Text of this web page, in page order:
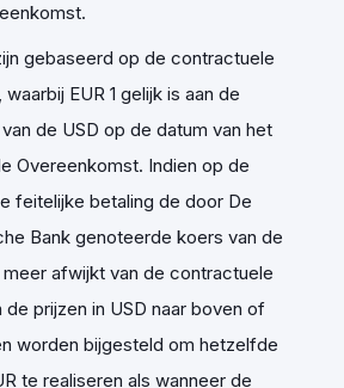
gebaseerd op de contractuele
EUR 1 gelijk is aan de
de USD op de datum van het
Overeenkomst. Indien op de
feitelijke betaling de door De
Bank genoteerde koers van de
meer afwijkt van de contractuele
de prijzen in USD naar boven of
worden bijgesteld om hetzelfde
te realiseren als wanneer de